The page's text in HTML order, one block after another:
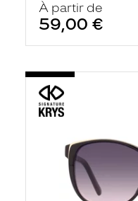
À partir de
59,00 €